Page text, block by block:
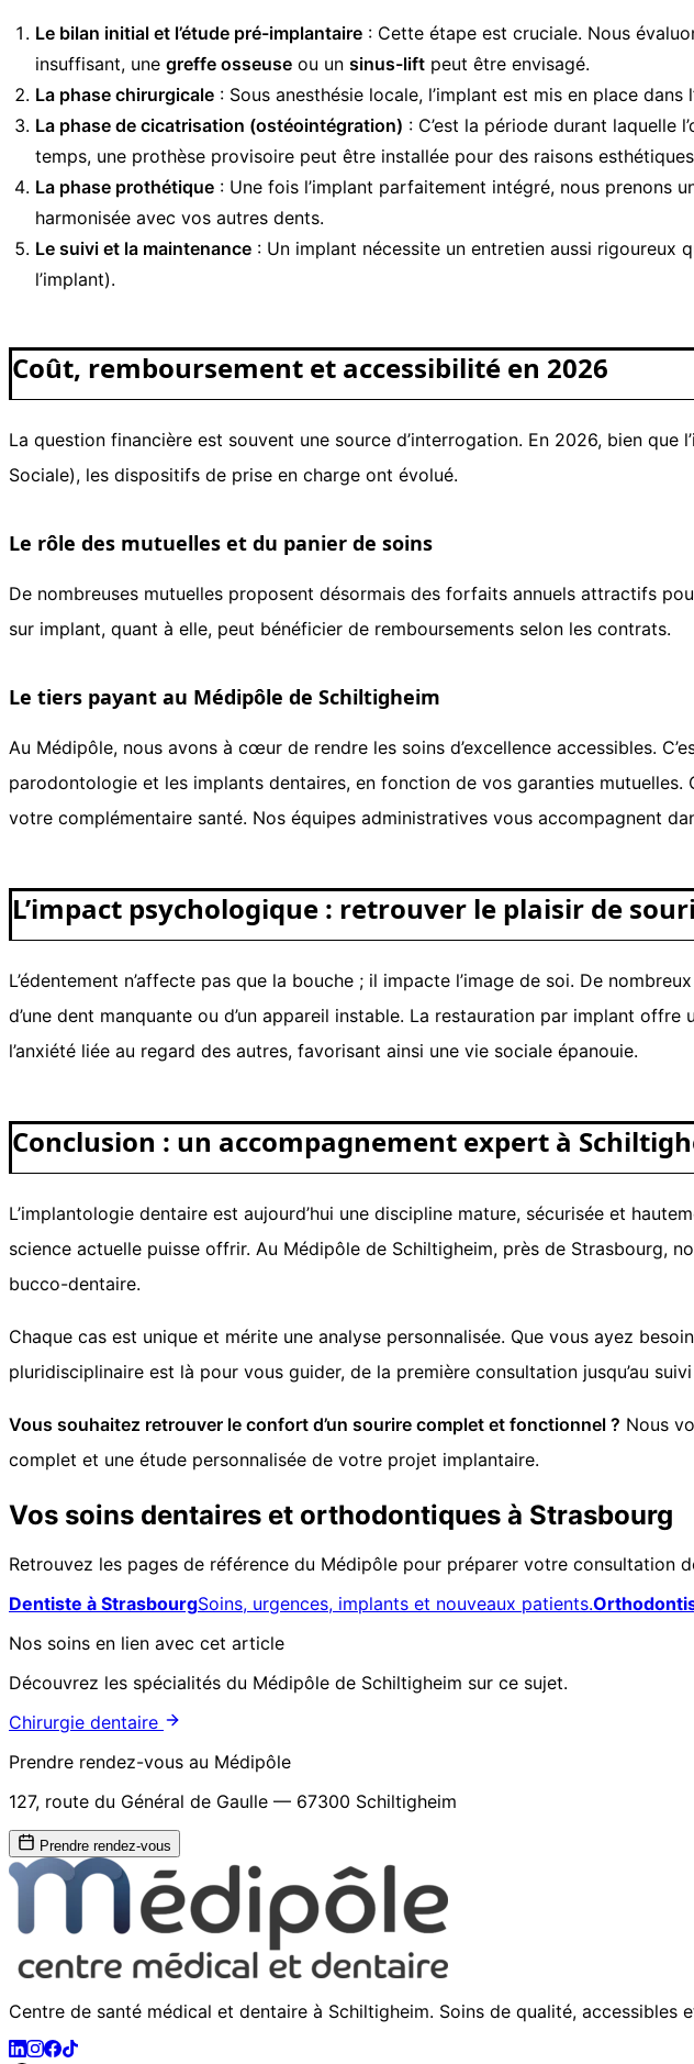
Le bilan initial et l’étude pré-implantaire : Cette étape est cruciale. Nous
insuffisant, une greffe osseuse ou un sinus-lift peut être envisagé.
La phase chirurgicale : Sous anesthésie locale, l’implant est mis en place
La phase de cicatrisation (ostéointégration) : C’est la période durant laquelle
temps, une prothèse provisoire peut être installée pour des raisons
La phase prothétique : Une fois l’implant parfaitement intégré, nous prenons
harmonisée avec vos autres dents.
Le suivi et la maintenance : Un implant nécessite un entretien aussi rigoureux
l’implant).
Coût, remboursement et accessibilité en 2026
La question financière est souvent une source d’interrogation. En 2026, bien
Sociale), les dispositifs de prise en charge ont évolué.
Le rôle des mutuelles et du panier de soins
De nombreuses mutuelles proposent désormais des forfaits annuels attractifs
sur implant, quant à elle, peut bénéficier de remboursements selon les contrats.
Le tiers payant au Médipôle de Schiltigheim
Au Médipôle, nous avons à cœur de rendre les soins d’excellence accessibles.
parodontologie et les implants dentaires, en fonction de vos garanties
votre complémentaire santé. Nos équipes administratives vous accompagnent
L’impact psychologique : retrouver le plaisir de
L’édentement n’affecte pas que la bouche ; il impacte l’image de soi. De
d’une dent manquante ou d’un appareil instable. La restauration par implant
l’anxiété liée au regard des autres, favorisant ainsi une vie sociale épanouie.
Conclusion : un accompagnement expert à
L’implantologie dentaire est aujourd’hui une discipline mature, sécurisée et
science actuelle puisse offrir. Au Médipôle de Schiltigheim, près de Strasbourg,
bucco-dentaire.
Chaque cas est unique et mérite une analyse personnalisée. Que vous ayez
pluridisciplinaire est là pour vous guider, de la première consultation jusqu’au
Vous souhaitez retrouver le confort d’un sourire complet et fonctionnel ? Nous
complet et une étude personnalisée de votre projet implantaire.
Vos soins dentaires et orthodontiques à Strasbourg
Retrouvez les pages de référence du Médipôle pour préparer votre consultation
Dentiste à StrasbourgSoins, urgences, implants et nouveaux patients.
Nos soins en lien avec cet article
Découvrez les spécialités du Médipôle de Schiltigheim sur ce sujet.
Chirurgie dentaire
Prendre rendez-vous au Médipôle
127, route du Général de Gaulle — 67300 Schiltigheim
Prendre rendez-vous
Centre de santé médical et dentaire à Schiltigheim. Soins de qualité, accessibles